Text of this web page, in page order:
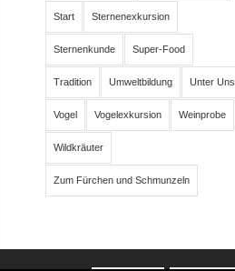
Start Sternenexkursion
Sternenkunde Super-Food
Tradition Umweltbildung Unter Uns
Vogel Vogelexkursion Weinprobe
Wildkräuter
Zum Fürchen und Schmunzeln